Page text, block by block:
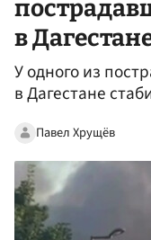
в
У одного из
в Дагестане
Павел Хрущёв